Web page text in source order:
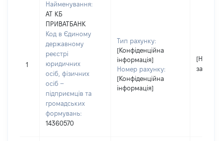
1
Найменування:
АТ КБ
ПРИВАТБАНК
Код в Єдиному
державному
реєстрі
юридичних
осіб, фізичних
осіб –
підприємців та
громадських
формувань:
14360570
Тип рахунку:
[Конфіденційна
інформація]
Номер рахунку:
[Конфіденційна
інформація]
[Не